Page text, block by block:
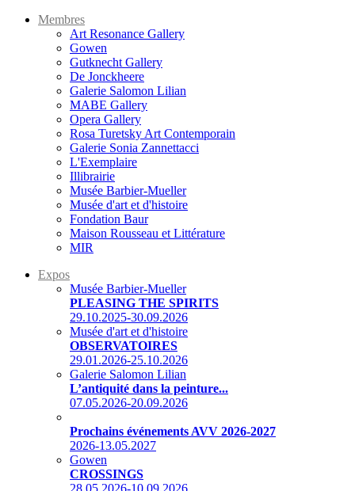
Membres
Art Resonance Gallery
Gowen
Gutknecht Gallery
De Jonckheere
Galerie Salomon Lilian
MABE Gallery
Opera Gallery
Rosa Turetsky Art Contemporain
Galerie Sonia Zannettacci
L'Exemplaire
Illibrairie
Musée Barbier-Mueller
Musée d'art et d'histoire
Fondation Baur
Maison Rousseau et Littérature
MIR
Expos
Musée Barbier-Mueller
PLEASING THE SPIRITS
29.10.2025-30.09.2026
Musée d'art et d'histoire
OBSERVATOIRES
29.01.2026-25.10.2026
Galerie Salomon Lilian
L’antiquité dans la peinture...
07.05.2026-20.09.2026
Prochains événements AVV 2026-2027
2026-13.05.2027
Gowen
CROSSINGS
28.05.2026-10.09.2026